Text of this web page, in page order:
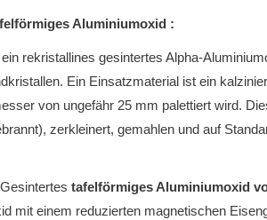
Aluminiumoxid :
rekristallines gesintertes Alpha-
Ein Einsatzmaterial ist ein
von ungefähr 25 mm palettiert wird.
zerkleinert, gemahlen und auf
tafelförmiges Aluminiumoxid
mit einem reduzierten magnetischen